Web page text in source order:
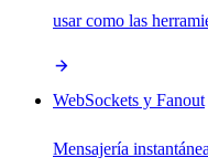
usar como las
WebSockets y Fanout
Mensajería